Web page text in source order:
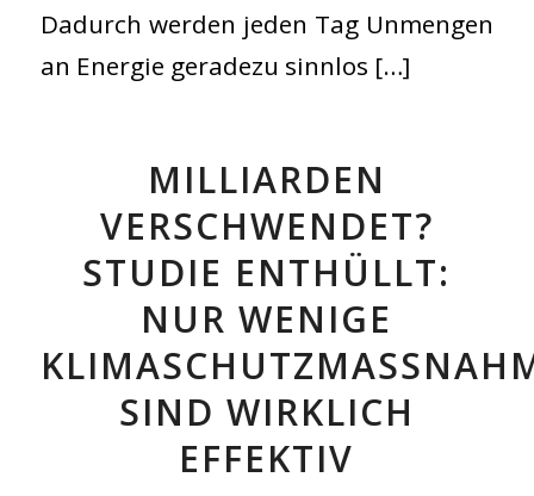
Dadurch werden jeden Tag Unmengen
an Energie geradezu sinnlos […]
MILLIARDEN
VERSCHWENDET?
STUDIE ENTHÜLLT:
NUR WENIGE
IND WIRKLICH E
FFEKTIV